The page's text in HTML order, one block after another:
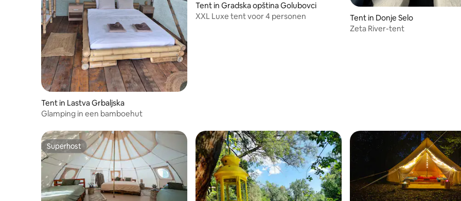
Tent in Lastva Grbaljska
Glamping in een bamboehut
Tent in Gradska opština Golubovci
XXL Luxe tent voor 4 personen
Tent in Donje Selo
Zeta River-tent
Superhost
Superhost